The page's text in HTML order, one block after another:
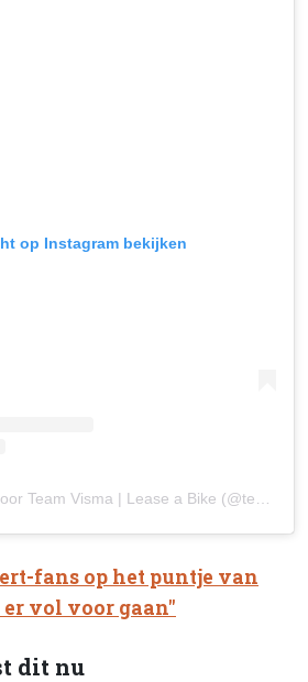
op Instagram bekijken
fans op het puntje van
vol voor gaan"
dit nu